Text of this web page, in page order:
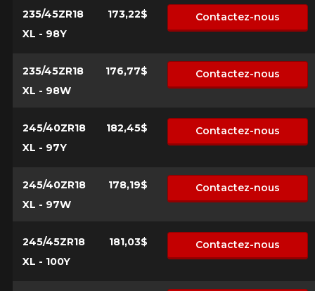
235/45ZR18
XL - 98Y
173,22$ Contactez-nous
235/45ZR18
XL - 98W
176,77$ Contactez-nous
245/40ZR18
XL - 97Y
182,45$ Contactez-nous
245/40ZR18
XL - 97W
178,19$ Contactez-nous
245/45ZR18
XL - 100Y
181,03$ Contactez-nous